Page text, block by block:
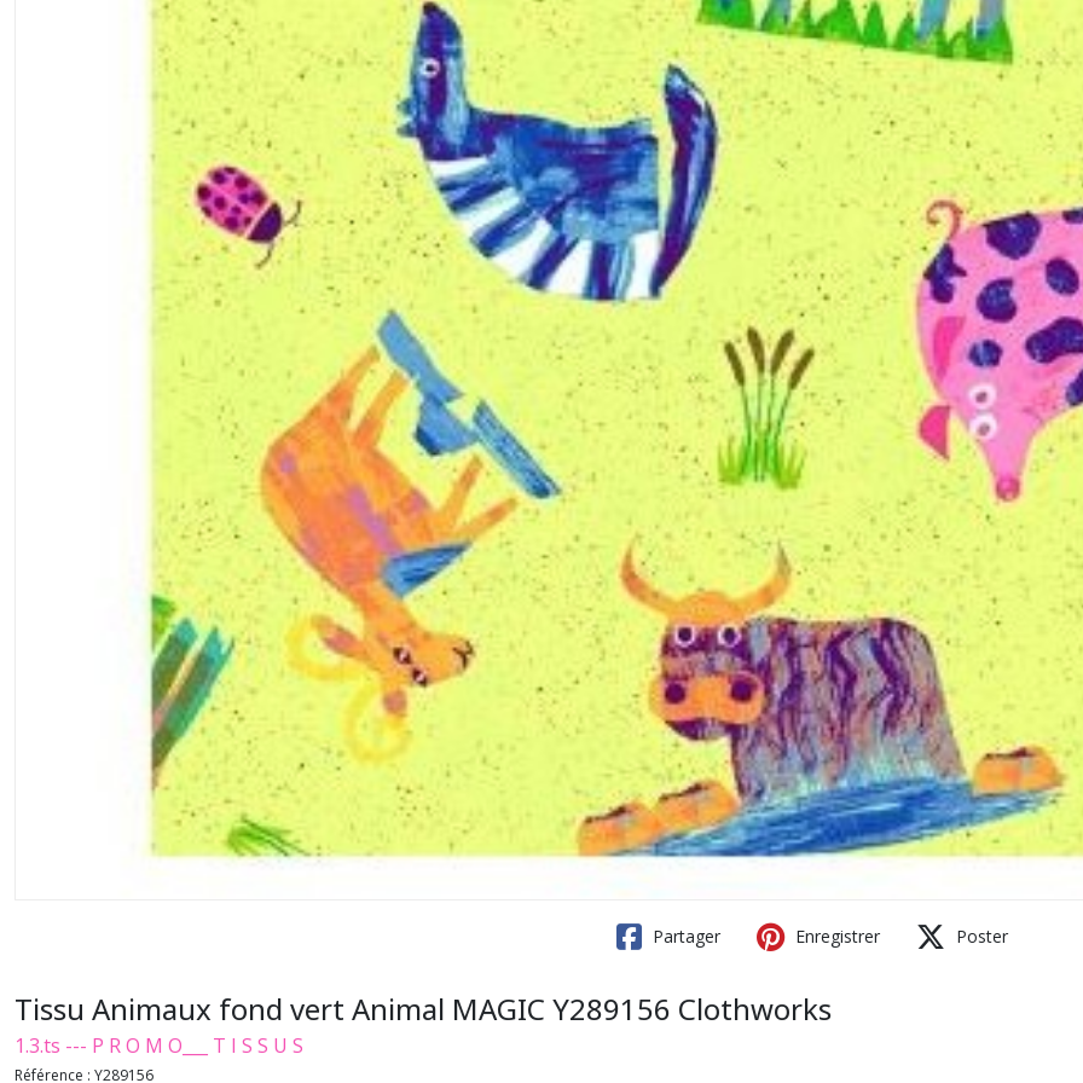
Partager Enregistrer Poster
Tissu Animaux fond vert Animal MAGIC Y289156 Clothworks
1.3.ts --- P R O M O___ T I S S U S
Référence : Y289156